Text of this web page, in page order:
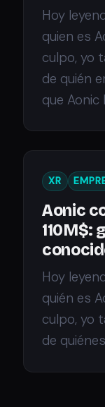
Hoy
quien es
culpo, yo
de quién
que
XR
Aonic
110M$:
Hoy
quién es
culpo, yo
de